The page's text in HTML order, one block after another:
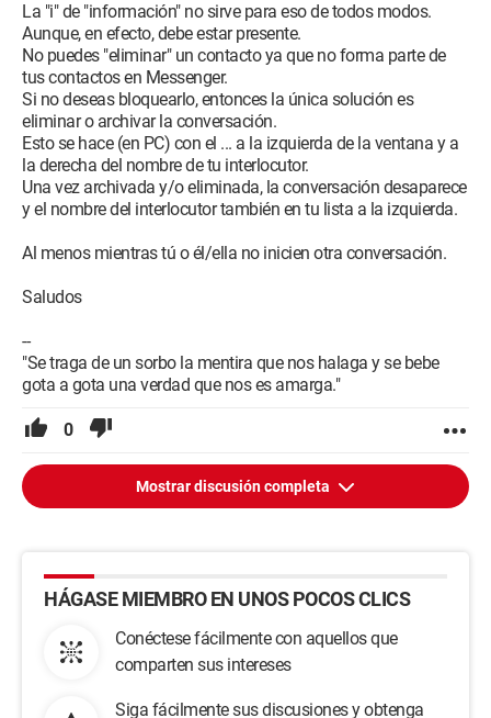
La "i" de "información" no sirve para eso de todos modos.
Aunque, en efecto, debe estar presente.
No puedes "eliminar" un contacto ya que no forma parte de
tus contactos en Messenger.
Si no deseas bloquearlo, entonces la única solución es
eliminar o archivar la conversación.
Esto se hace (en PC) con el ... a la izquierda de la ventana y a
la derecha del nombre de tu interlocutor.
Una vez archivada y/o eliminada, la conversación desaparece
y el nombre del interlocutor también en tu lista a la izquierda.
Al menos mientras tú o él/ella no inicien otra conversación.
Saludos
--
"Se traga de un sorbo la mentira que nos halaga y se bebe
gota a gota una verdad que nos es amarga."
0
Mostrar discusión completa
HÁGASE MIEMBRO EN UNOS POCOS CLICS
Conéctese fácilmente con aquellos que
comparten sus intereses
Siga fácilmente sus discusiones y obtenga